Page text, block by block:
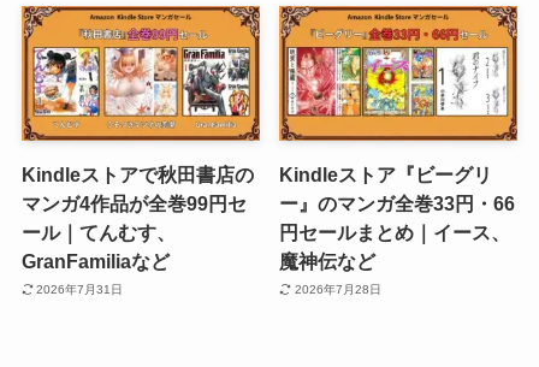
Kindleストアで秋田書店の
マンガ4作品が全巻99円セ
ール｜てんむす、
GranFamiliaなど
2026年7月31日
Kindleストア『ビーグリ
ー』のマンガ全巻33円・66
円セールまとめ｜イース、
魔神伝など
2026年7月28日